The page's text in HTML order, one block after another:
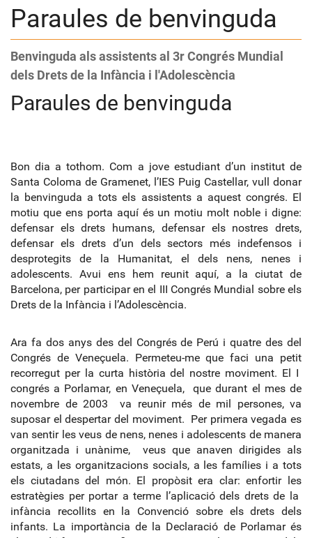
Paraules de benvinguda
Benvinguda als assistents al 3r Congrés Mundial
dels Drets de la Infància i l'Adolescència
Paraules de benvinguda
Bon dia a tothom. Com a jove estudiant d’un institut de
Santa Coloma de Gramenet, l’IES Puig Castellar, vull donar
la benvinguda a tots els assistents a aquest congrés. El
motiu que ens porta aquí és un motiu molt noble i digne:
defensar els drets humans, defensar els nostres drets,
defensar els drets d’un dels sectors més indefensos i
desprotegits de la Humanitat, el dels nens, nenes i
adolescents. Avui ens hem reunit aquí, a la ciutat de
Barcelona, per participar en el III Congrés Mundial sobre els
Drets de la Infància i l’Adolescència.
Ara fa dos anys des del Congrés de Perú i quatre des del
Congrés de Veneçuela. Permeteu-me que faci una petit
recorregut per la curta història del nostre moviment. El I
congrés a Porlamar, en Veneçuela, que durant el mes de
novembre de 2003 va reunir més de mil persones, va
suposar el despertar del moviment. Per primera vegada es
van sentir les veus de nens, nenes i adolescents de manera
organitzada i unànime, veus que anaven dirigides als
estats, a les organitzacions socials, a les famílies i a tots
els ciutadans del món. El propòsit era clar: enfortir les
estratègies per portar a terme l’aplicació dels drets de la
infància recollits en la Convenció sobre els drets dels
infants. La importància de la Declaració de Porlamar és